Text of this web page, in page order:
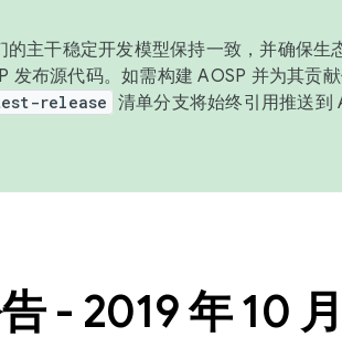
的主干稳定开发模型保持一致，并确保生
发布源代码。如需构建 AOSP 并为其贡
release 清单分支将始终引用推送到
- 2019 年 10 月